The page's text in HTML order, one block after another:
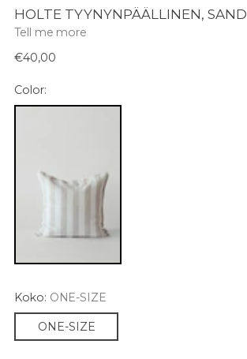
HOLTE TYYNYNPÄÄLLINEN, SAND
Tell me more
Normaali
€40,00
Color:
Koko: ONE-SIZE
ONE-SIZE